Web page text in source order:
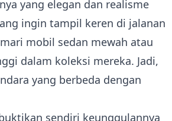
yang elegan dan realisme
ingin tampil keren di jalanan
mobil sedan mewah atau
dalam koleksi mereka. Jadi,
yang berbeda dengan
sendiri keunggulannya